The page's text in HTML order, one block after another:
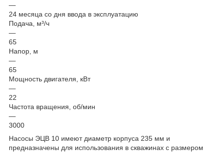
—
24 месяца со дня ввода в эксплуатацию
Подача, м³/ч
—
65
Напор, м
—
65
Мощность двигателя, кВт
—
22
Частота вращения, об/мин
—
3000
Насосы ЭЦВ 10 имеют диаметр корпуса 235 мм и
предназначены для использования в скважинах с размером